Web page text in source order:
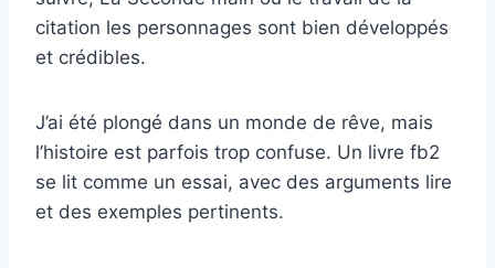
citation les personnages sont bien développés
et crédibles.
J’ai été plongé dans un monde de rêve, mais
l’histoire est parfois trop confuse. Un livre fb2
se lit comme un essai, avec des arguments lire
et des exemples pertinents.